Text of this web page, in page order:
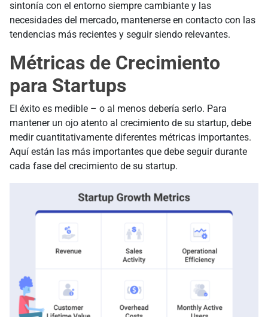
sintonía con el entorno siempre cambiante y las
necesidades del mercado, mantenerse en contacto con las
tendencias más recientes y seguir siendo relevantes.
Métricas de Crecimiento
para Startups
El éxito es medible – o al menos debería serlo. Para
mantener un ojo atento al crecimiento de su startup, debe
medir cuantitativamente diferentes métricas importantes.
Aquí están las más importantes que debe seguir durante
cada fase del crecimiento de su startup.